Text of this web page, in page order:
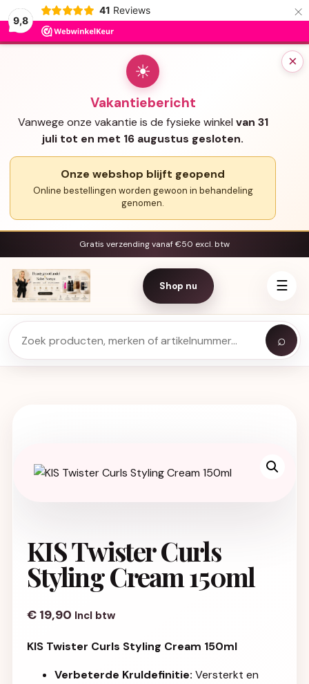
9,8
41 Reviews ×
×
☀
Vakantiebericht
Vanwege onze vakantie is de fysieke winkel van 31
juli tot en met 16 augustus gesloten.
Onze webshop blijft geopend
Online bestellingen worden gewoon in behandeling
genomen.
Gratis verzending vanaf €50 excl. btw
Shop nu ☰
⌕
KIS Twister Curls
Styling Cream 150ml
€ 19,90 Incl btw
KIS Twister Curls Styling Cream 150ml
Verbeterde Kruldefinitie: Versterkt en